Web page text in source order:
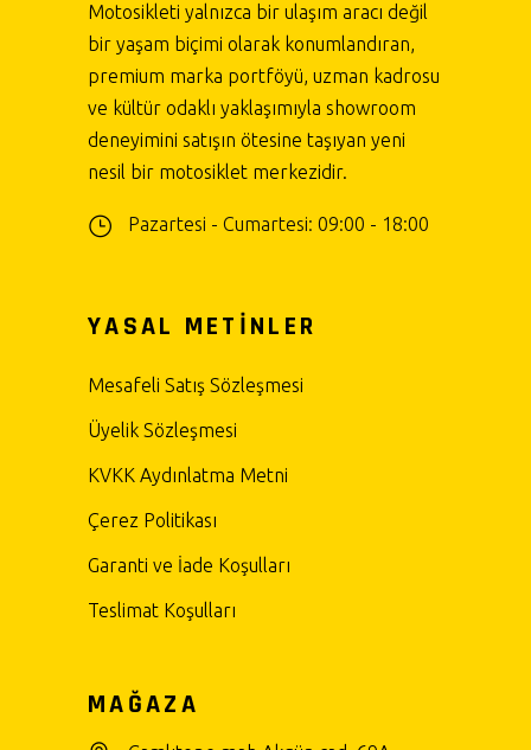
Motosikleti yalnızca bir ulaşım aracı değil
bir yaşam biçimi olarak konumlandıran,
premium marka portföyü, uzman kadrosu
ve kültür odaklı yaklaşımıyla showroom
deneyimini satışın ötesine taşıyan yeni
nesil bir motosiklet merkezidir.
Pazartesi - Cumartesi: 09:00 - 18:00
YASAL METİNLER
Mesafeli Satış Sözleşmesi
Üyelik Sözleşmesi
KVKK Aydınlatma Metni
Çerez Politikası
Garanti ve İade Koşulları
Teslimat Koşulları
MAĞAZA